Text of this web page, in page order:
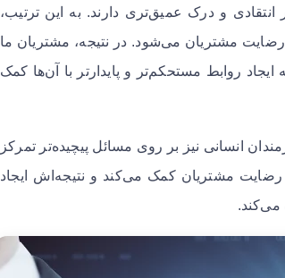
و درک عمیق‌تری دارند. به این ترتیب،
رضایت مشتریان می‌شود. در نتیجه، مشتریان ما
روابط مستحکم‌تر و پایدارتر با آن‌ها کمک
انسانی نیز بر روی مسائل پیچیده‌تر تمرکز
مشتریان کمک می‌کند و نتیجه‌اش ایجاد
می‌کند.